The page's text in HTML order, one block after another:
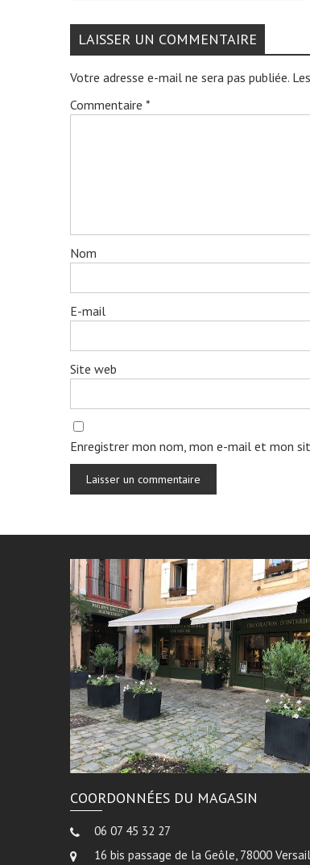
LAISSER UN COMMENTAIRE
Votre adresse e-mail ne sera pas publiée.
Commentaire *
Nom
E-mail
Site web
Enregistrer mon nom, mon e-mail et mon
COORDONNÉES DU MAGASIN
06 07 45 32 27
16 bis passage de la Geôle, 78000